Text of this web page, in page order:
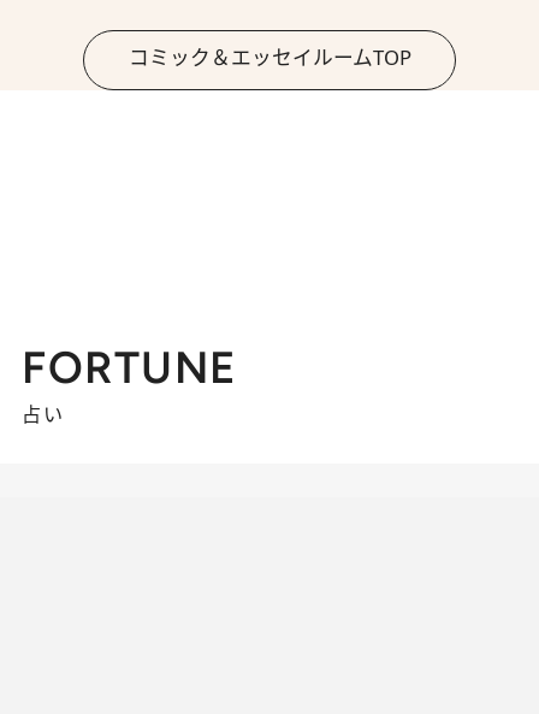
コミック＆エッセイルームTOP
FORTUNE
占い